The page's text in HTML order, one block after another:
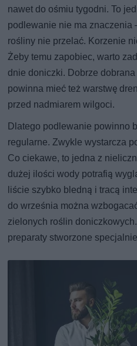
nawet do ośmiu tygodni. To
podlewanie nie ma
rośliny nie przelać. Korzenie
Żeby temu zapobiec, warto
dnie doniczki. Dobrze
powinna mieć też warstwę
przed nadmiarem wilgoci.
Dlatego podlewanie powinno
regularne. Zwykle wystarcza
Co ciekawe, to jedna z
dużej ilości wody potrafią
liście szybko bledną i tracą
do września można
zielonych roślin
preparaty stworzone